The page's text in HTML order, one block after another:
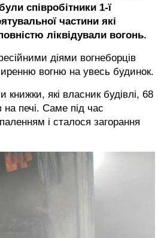
співробітники 1-ї
частини які
ліквідували вогонь.
діями вогнеборців
вогню на увесь будинок.
які власник будівлі, 68
на печі. Саме під час
і сталося загорання